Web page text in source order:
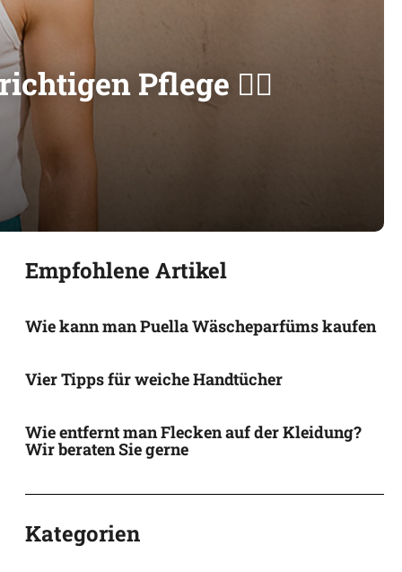
Pflege 🏊‍♀️
Empfohlene Artikel
Wie kann man Puella Wäscheparfüms kaufen
Vier Tipps für weiche Handtücher
Wie entfernt man Flecken auf der Kleidung?
Wir beraten Sie gerne
Kategorien